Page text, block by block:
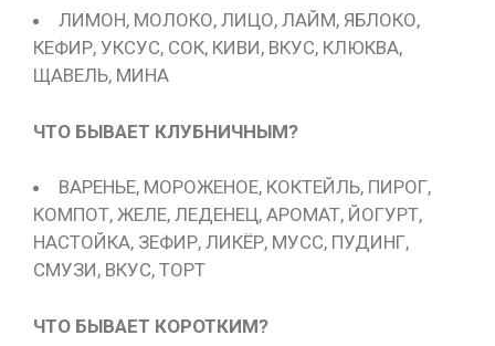
ЛИМОН, МОЛОКО, ЛИЦО, ЛАЙМ, ЯБЛОКО,
КЕФИР, УКСУС, СОК, КИВИ, ВКУС, КЛЮКВА,
ЩАВЕЛЬ, МИНА
ЧТО БЫВАЕТ КЛУБНИЧНЫМ?
ВАРЕНЬЕ, МОРОЖЕНОЕ, КОКТЕЙЛЬ, ПИРОГ,
КОМПОТ, ЖЕЛЕ, ЛЕДЕНЕЦ, АРОМАТ, ЙОГУРТ,
НАСТОЙКА, ЗЕФИР, ЛИКЁР, МУСС, ПУДИНГ,
СМУЗИ, ВКУС, ТОРТ
ЧТО БЫВАЕТ КОРОТКИМ?